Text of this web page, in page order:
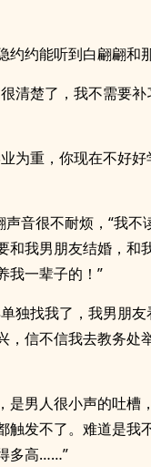
约约能听到白翩翩和
清楚了，我不需要补
为重，你现在不好
声音很不耐烦，“我不
和我男朋友结婚，和
我一辈子的！”
独找我了，我男朋友
，信不信我去教务处
是男人很小声的吐槽
触发不了。难道是我
多高……”